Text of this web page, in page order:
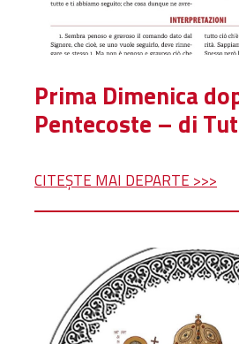
Prima Dimenica
Pentecoste – di
CITEȘTE MAI DEPARTE >>>